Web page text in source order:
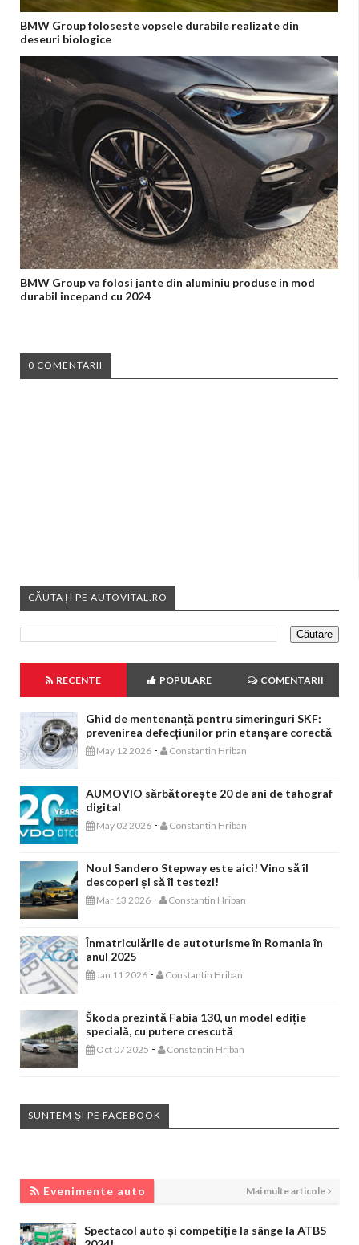
BMW Group foloseste vopsele durabile realizate din
deseuri biologice
BMW Group va folosi jante din aluminiu produse in mod
durabil incepand cu 2024
0 COMENTARII
CĂUTAȚI PE AUTOVITAL.RO
RECENTE POPULARE COMENTARII
Ghid de mentenanță pentru simeringuri SKF:
prevenirea defecțiunilor prin etanșare corectă
May 12 2026 - Constantin Hriban
AUMOVIO sărbătorește 20 de ani de tahograf
digital
May 02 2026 - Constantin Hriban
Noul Sandero Stepway este aici! Vino să îl
descoperi și să îl testezi!
Mar 13 2026 - Constantin Hriban
Înmatriculările de autoturisme în Romania în
anul 2025
Jan 11 2026 - Constantin Hriban
Škoda prezintă Fabia 130, un model ediție
specială, cu putere crescută
Oct 07 2025 - Constantin Hriban
SUNTEM ȘI PE FACEBOOK
Evenimente auto Mai multe articole
Spectacol auto și competiție la sânge la ATBS